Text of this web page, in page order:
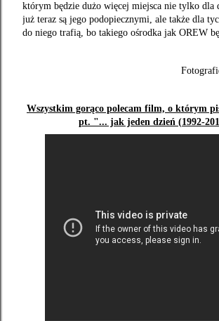
którym będzie dużo więcej miejsca nie tylko dla
już teraz są jego podopiecznymi, ale także dla
do niego trafią, bo takiego ośrodka jak OREW
Wszystkim gorąco polecam film, o którym
pt. "... jak jeden dzień (1992-